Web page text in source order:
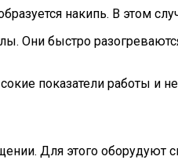
накипь. В этом
Они быстро
показатели работы и
Для этого оборудуют